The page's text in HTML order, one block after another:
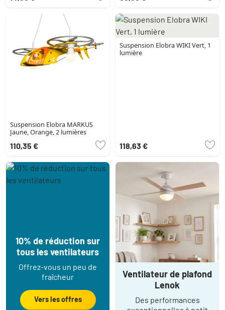
Suspension Elobra MARKUS
Jaune, Orange, 2 lumières
110,35 €
Suspension Elobra WIKI Vert, 1
lumière
118,63 €
10% de réduction sur
tous les ventilateurs
Offrez-vous un peu de
fraîcheur
Vers les offres
Ventilateur de plafond
Lenok
Des performances